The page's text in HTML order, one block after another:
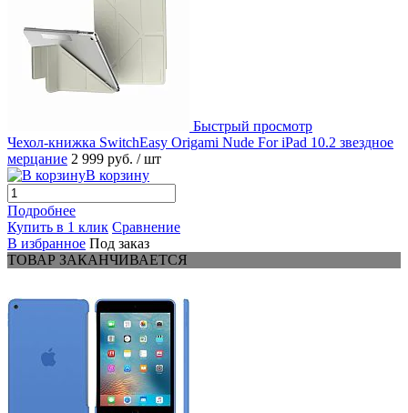
Быстрый просмотр
Чехол-книжка SwitchEasy Origami Nude For iPad 10.2 звездное
мерцание 2 999 руб. / шт
В корзину
Подробнее
Купить в 1 клик Сравнение
В избранное Под заказ
ТОВАР ЗАКАНЧИВАЕТСЯ